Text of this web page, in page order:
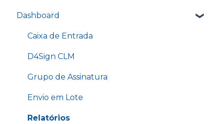
para assinatura
Treinamento - Opções do cofre
Treinamento - Pontos de autenticação
Treinamento - D4Sign.AI
Treinamento - Menu Relatórios
Dashboard
Caixa de Entrada
D4Sign CLM
Grupo de Assinatura
Envio em Lote
Relatórios